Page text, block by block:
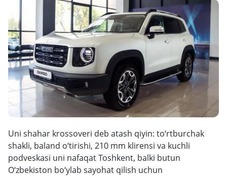
Uni shahar krossoveri deb atash qiyin: to‘rtburchak
shakli, baland o‘tirishi, 210 mm klirensi va kuchli
podveskasi uni nafaqat Toshkent, balki butun
O‘zbekiston bo‘ylab sayohat qilish uchun